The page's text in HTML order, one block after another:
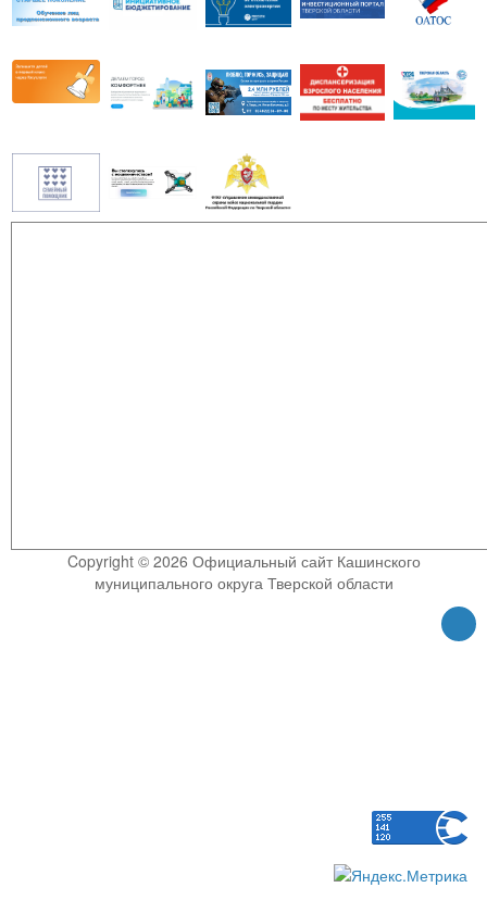
Copyright © 2026 Официальный сайт Кашинского
муниципального округа Тверской области